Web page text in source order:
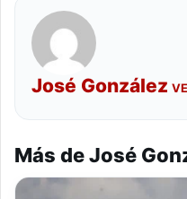
José González
Más de José